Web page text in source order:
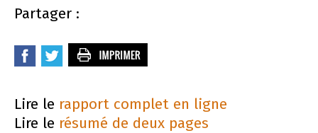
Partager :
Lire le rapport complet en ligne
Lire le résumé de deux pages